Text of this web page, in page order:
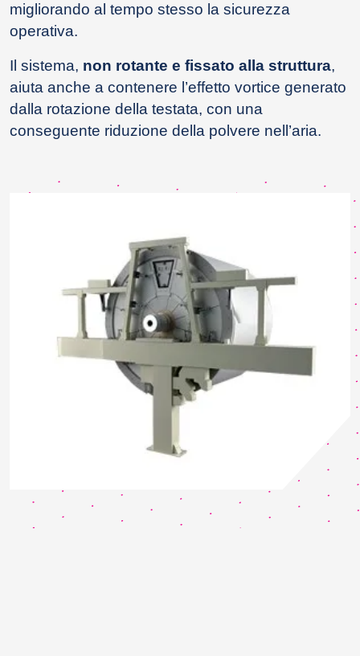
migliorando al tempo stesso la sicurezza
operativa.
Il sistema, non rotante e fissato alla struttura,
aiuta anche a contenere l’effetto vortice generato
dalla rotazione della testata, con una
conseguente riduzione della polvere nell’aria.